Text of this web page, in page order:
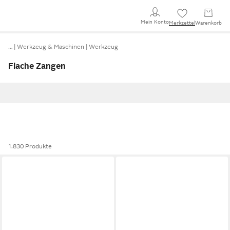
Mein KontoMerkzettel Warenkorb
… Werkzeug & Maschinen Werkzeug
Flache Zangen
1.830 Produkte